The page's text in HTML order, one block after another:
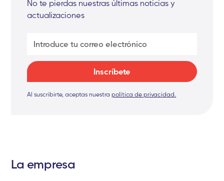
No te pierdas nuestras últimas noticias y
actualizaciones
Al suscribirte, aceptas nuestrapolítica de privacidad.
La empresa